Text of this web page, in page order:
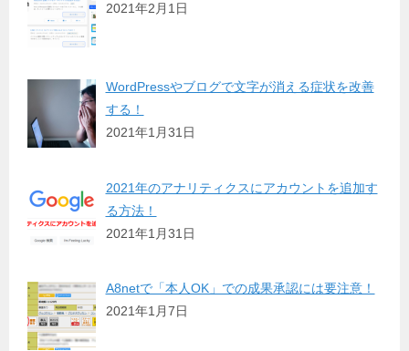
2021年2月1日
WordPressやブログで文字が消える症状を改善
する！
2021年1月31日
2021年のアナリティクスにアカウントを追加す
る方法！
2021年1月31日
A8netで「本人OK」での成果承認には要注意！
2021年1月7日